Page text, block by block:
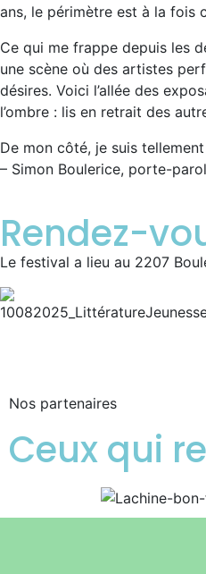
ans, le périmètre est à la fois
Ce qui me frappe depuis les
une scène où des artistes
désires. Voici l’allée des
l’ombre : lis en retrait des
De mon côté, je suis
– Simon Boulerice, porte-
Rendez-
Le festival a lieu au 2207
Nos partenaires
Ceux qui